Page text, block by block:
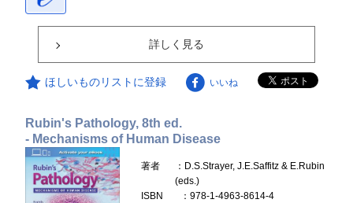
詳しく見る
ほしいものリストに登録 いいね
Rubin's Pathology, 8th ed.
- Mechanisms of Human Disease
著者
：D.S.Strayer, J.E.Saffitz & E.Rubin
(eds.)
ISBN
：978-1-4963-8614-4